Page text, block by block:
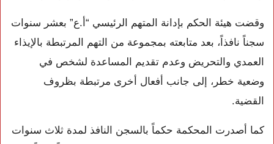
وقضت هيئة الحكم بإدانة المتهم الرئيسي “أ.ع” بعشر سنوات
سجناً نافذاً، بعد متابعته بمجموعة من التهم المرتبطة بالإيذاء
العمدي والتحريض وعدم تقديم المساعدة لشخص في
وضعية خطر، إلى جانب أفعال أخرى مرتبطة بظروف
القضية.
كما أصدرت المحكمة حكماً بالسجن النافذ لمدة ثلاث سنوات